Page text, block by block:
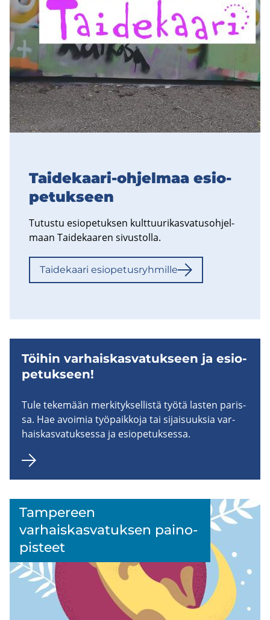
Taidekaari-​ohjelmaa esio­
pe­tuk­seen
Tu­tus­tu esio­pe­tuk­sen kult­tuu­ri­kas­va­tus­oh­jel­
maan Tai­de­kaa­ren si­vus­tol­la.
Tai­de­kaa­ri esio­pe­tus­ryh­mil­le
Töi­hin var­hais­kas­va­tuk­seen ja esio­
pe­tuk­seen!
Tule te­ke­mään mer­ki­tyk­sel­lis­tä työtä las­ten pa­ris­
sa. Hae avoi­mia työ­paik­ko­ja tai si­jai­suuk­sia var­
hais­kas­va­tuk­ses­sa ja esio­pe­tuk­ses­sa.
Tam­pe­reen
varhaiskasvatuksen­ paino­
pisteet